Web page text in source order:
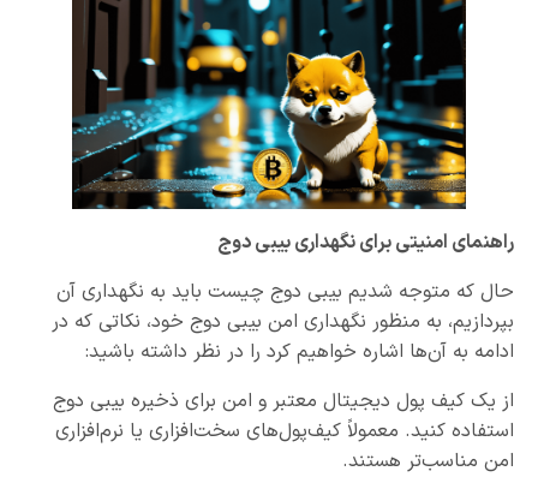
راهنمای امنیتی برای نگهداری بیبی دوج
حال که متوجه شدیم بیبی دوج چیست باید به نگهداری آن
بپردازیم، به منظور نگهداری امن بیبی دوج خود، نکاتی که در
ادامه به آن‌ها اشاره خواهیم کرد را در نظر داشته باشید:
از یک کیف پول دیجیتال معتبر و امن برای ذخیره بیبی دوج
استفاده کنید. معمولاً کیف‌پول‌های سخت‌افزاری یا نرم‌افزاری
امن مناسب‌تر هستند.